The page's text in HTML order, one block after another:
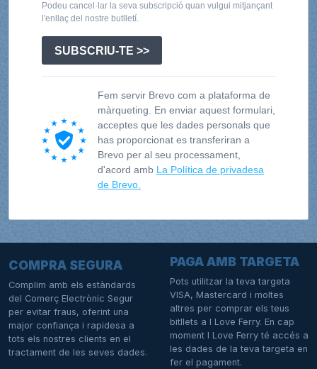
Podeu cancel·lar la seva subscripció quan vulgui mitjançant
l'enllaç del nostre butlletí.
SUBSCRIU-TE >>
Fem servir Brevo com a plataforma de
màrqueting. En enviar aquest formulari,
acceptes que les dades personals que
has proporcionat es transferiran a
Brevo per al seu processament,
d'acord amb La Política de privadesa
de Brevo.
COMPRA SEGURA
Complim amb els estàndards
del Comerç Electrònic Segur
per evitar fraus, oferint una
major confiança i rapidesa a
tots els nostres clients en el
tractament de les seves dades.
PAGA AMB TARGETA
Pots utilitzar la teva targeta
VISA, Mastercard i moltes
altres per comprar els teus
bitllets a I Love Ferry. En cap
moment I Love Ferry té accés a
les dades de la teva targeta en
fer el pagament.